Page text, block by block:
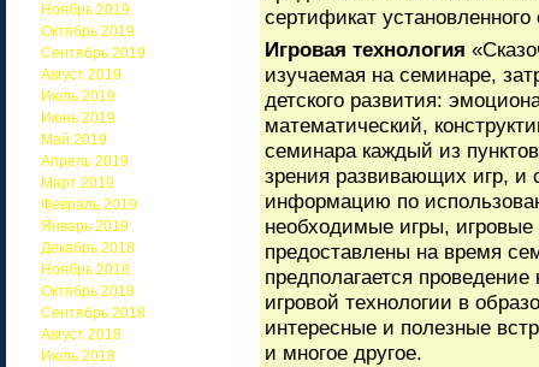
Ноябрь 2019
Октябрь 2019
Сентябрь 2019
Август 2019
Июль 2019
Июнь 2019
Май 2019
Апрель 2019
Март 2019
Февраль 2019
Январь 2019
Декабрь 2018
Ноябрь 2018
Октябрь 2018
Сентябрь 2018
Август 2018
Июль 2018
сертификат установленного
Игровая технология
изучаемая на семинаре,
детского развития:
математический,
семинара каждый из
зрения развивающих игр,
информацию по
необходимые игры,
предоставлены на время
предполагается
игровой технологии в
интересные и полезные
и многое другое.